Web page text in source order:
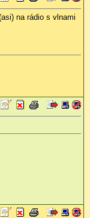
na rádio s vlnami